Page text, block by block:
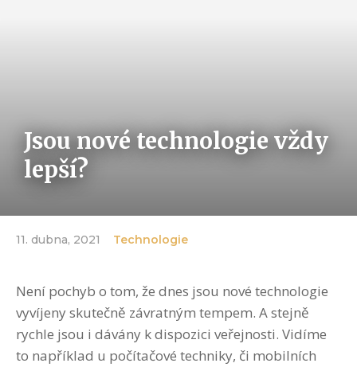
Jsou nové technologie vždy
lepší?
11. dubna, 2021 Technologie
Není pochyb o tom, že dnes jsou nové technologie
vyvíjeny skutečně závratným tempem. A stejně
rychle jsou i dávány k dispozici veřejnosti. Vidíme
to například u počítačové techniky, či mobilních